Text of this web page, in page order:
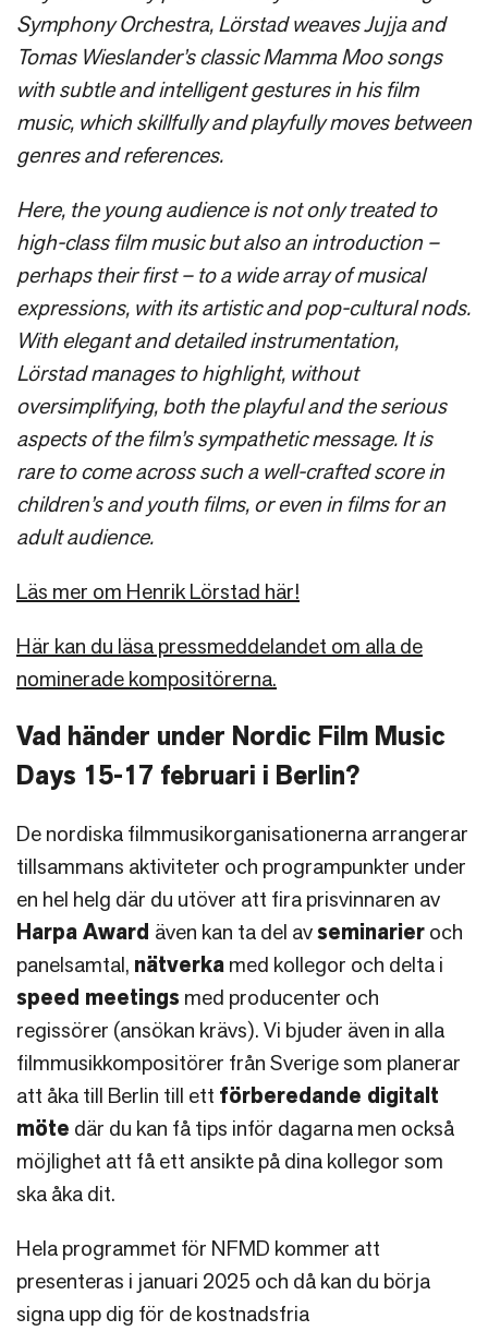
Symphony Orchestra, Lörstad weaves Jujja and
Tomas Wieslander’s classic Mamma Moo songs
with subtle and intelligent gestures in his film
music, which skillfully and playfully moves between
genres and references.
Here, the young audience is not only treated to
high-class film music but also an introduction –
perhaps their first – to a wide array of musical
expressions, with its artistic and pop-cultural nods.
With elegant and detailed instrumentation,
Lörstad manages to highlight, without
oversimplifying, both the playful and the serious
aspects of the film’s sympathetic message. It is
rare to come across such a well-crafted score in
children’s and youth films, or even in films for an
adult audience.
Läs mer om Henrik Lörstad här!
Här kan du läsa pressmeddelandet om alla de
nominerade kompositörerna.
Vad händer under Nordic Film Music
Days 15-17 februari i Berlin?
De nordiska filmmusikorganisationerna arrangerar
tillsammans aktiviteter och programpunkter under
en hel helg där du utöver att fira prisvinnaren av
Harpa Award även kan ta del avseminarieroch
panelsamtal, nätverkamed kollegor och delta i
speed meetings med producenter och
regissörer (ansökan krävs). Vi bjuder även in alla
filmmusikkompositörer från Sverige som planerar
att åka till Berlin till ett förberedande digitalt
möte där du kan få tips inför dagarna men också
möjlighet att få ett ansikte på dina kollegor som
ska åka dit.
Hela programmet för NFMD kommer att
presenteras i januari 2025 och då kan du börja
signa upp dig för de kostnadsfria